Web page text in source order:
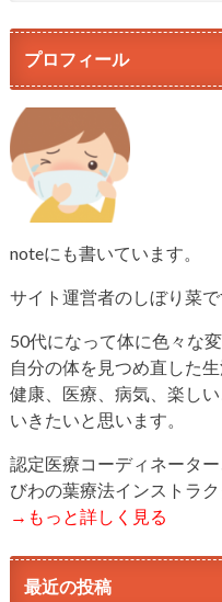
プロフィール
noteにも書いています。
サイト運営者のしぼり菜で
50代になって体に色々な
自分の体を見つめ直した生
健康、医療、病気、楽し
いきたいと思います。
認定医療コーディネータ
びわの葉療法インストラ
→もっと詳しく見る
最近の投稿